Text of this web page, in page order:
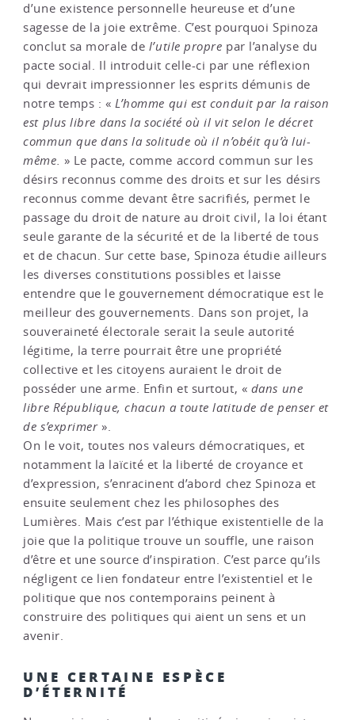
d’une existence personnelle heureuse et d’une
sagesse de la joie extrême. C’est pourquoi Spinoza
conclut sa morale de l’utile propre par l’analyse du
pacte social. Il introduit celle-ci par une réflexion
qui devrait impressionner les esprits démunis de
notre temps : «L’homme qui est conduit par la raison
est plus libre dans la société où il vit selon le décret
commun que dans la solitude où il n’obéit qu’à lui-
même. » Le pacte, comme accord commun sur les
désirs reconnus comme des droits et sur les désirs
reconnus comme devant être sacrifiés, permet le
passage du droit de nature au droit civil, la loi étant
seule garante de la sécurité et de la liberté de tous
et de chacun. Sur cette base, Spinoza étudie ailleurs
les diverses constitutions possibles et laisse
entendre que le gouvernement démocratique est le
meilleur des gouvernements. Dans son projet, la
souveraineté électorale serait la seule autorité
légitime, la terre pourrait être une propriété
collective et les citoyens auraient le droit de
posséder une arme. Enfin et surtout, « dans une
libre République, chacun a toute latitude de penser et
de s’exprimer».
On le voit, toutes nos valeurs démocratiques, et
notamment la laïcité et la liberté de croyance et
d’expression, s’enracinent d’abord chez Spinoza et
ensuite seulement chez les philosophes des
Lumières. Mais c’est par l’éthique existentielle de la
joie que la politique trouve un souffle, une raison
d’être et une source d’inspiration. C’est parce qu’ils
négligent ce lien fondateur entre l’existentiel et le
politique que nos contemporains peinent à
construire des politiques qui aient un sens et un
avenir.
UNE CERTAINE ESPÈCE
D’ÉTERNITÉ